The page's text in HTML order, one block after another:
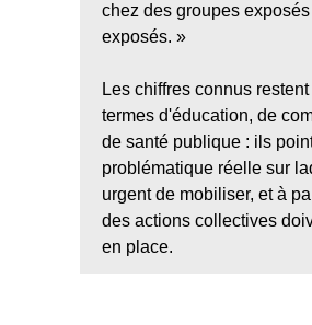
chez des groupes
exposés. »
Les chiffres connus
termes d'éducation, de
de santé publique : ils
problématique réelle sur
urgent de mobiliser, et à
des actions collectives
en place.